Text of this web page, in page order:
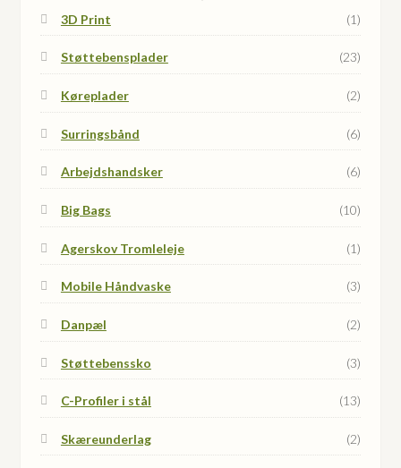
3D Print (1)
Støttebensplader (23)
Køreplader (2)
Surringsbånd (6)
Arbejdshandsker (6)
Big Bags (10)
Agerskov Tromleleje (1)
Mobile Håndvaske (3)
Danpæl (2)
Støttebenssko (3)
C-Profiler i stål (13)
Skæreunderlag (2)